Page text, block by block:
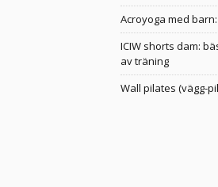
Acroyoga med
ICIW shorts dam:
av träning
Wall pilates (vägg-